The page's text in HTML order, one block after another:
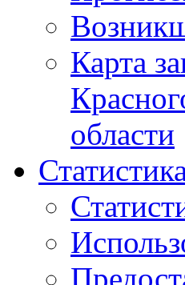
Карта
области
Статистика